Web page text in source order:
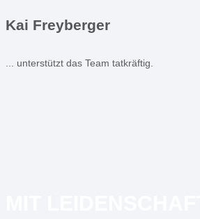
Kai Freyberger
... unterstützt das Team tatkräftig.